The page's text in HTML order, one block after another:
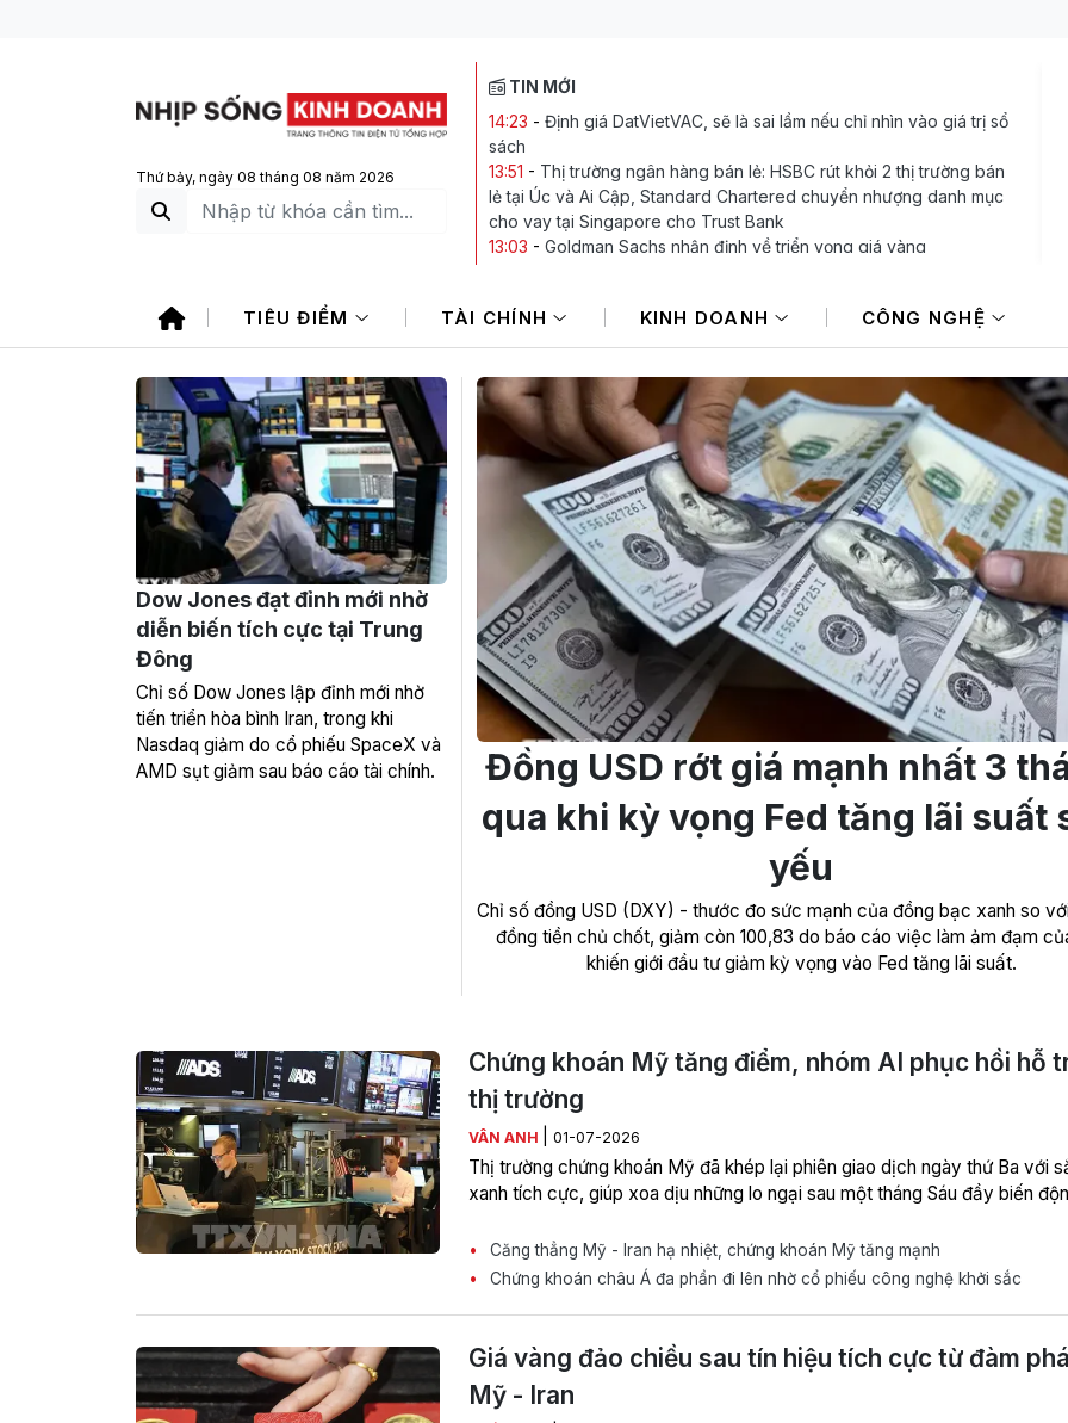
Thứ bảy, ngày 08 tháng 08 năm 2026
TIN MỚI
14:23 - Định giá DatVietVAC, sẽ là sai lầm nếu chỉ nhìn vào giá trị sổ
sách
13:51 - Thị trường ngân hàng bán lẻ: HSBC rút khỏi 2 thị trường bán
lẻ tại Úc và Ai Cập, Standard Chartered chuyển nhượng danh mục
cho vay tại Singapore cho Trust Bank
13:03 - Goldman Sachs nhận định về triển vọng giá vàng
12:00- Cú sốc việc làm Mỹ đẩy đồng USD lao dốc
11:29-Giá dầu thế giới ghi nhận tuần giảm mạnh khi eo biển
TIÊU ĐIỂM TÀI CHÍNH KINH DOANH CÔNG NGHỆ
Dow Jones đạt đỉnh mới nhờ
diễn biến tích cực tại Trung
Đông
Chỉ số Dow Jones lập đỉnh mới nhờ
tiến triển hòa bình Iran, trong khi
Nasdaq giảm do cổ phiếu SpaceX và
AMD sụt giảm sau báo cáo tài chính.
Đồng USD rớt giá mạnh nhất 3
qua khi kỳ vọng Fed tăng lãi suất
yếu
Chỉ số đồng USD (DXY) - thước đo sức mạnh của đồng bạc xanh so
đồng tiền chủ chốt, giảm còn 100,83 do báo cáo việc làm ảm đạm
khiến giới đầu tư giảm kỳ vọng vào Fed tăng lãi suất.
Chứng khoán Mỹ tăng điểm, nhóm AI phục hồi hỗ
thị trường
VÂN ANH 01-07-2026
Thị trường chứng khoán Mỹ đã khép lại phiên giao dịch ngày thứ Ba với
xanh tích cực, giúp xoa dịu những lo ngại sau một tháng Sáu đầy biến
Căng thẳng Mỹ - Iran hạ nhiệt, chứng khoán Mỹ tăng mạnh
Chứng khoán châu Á đa phần đi lên nhờ cổ phiếu công nghệ khởi sắc
Giá vàng đảo chiều sau tín hiệu tích cực từ đàm
Mỹ - Iran